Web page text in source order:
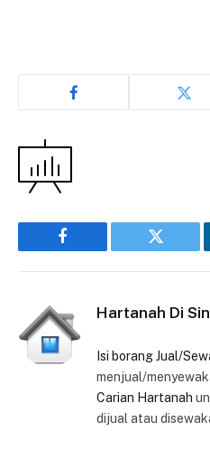
Facebook Twitter
Hartanah Di
Isi borang Jual/
menjual/
Carian Hartanah
dijual atau